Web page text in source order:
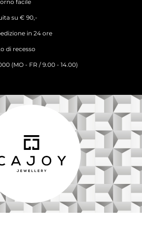
facile
su € 90,-
in 24 ore
di recesso
(MO - FR / 9.00 - 14.00)